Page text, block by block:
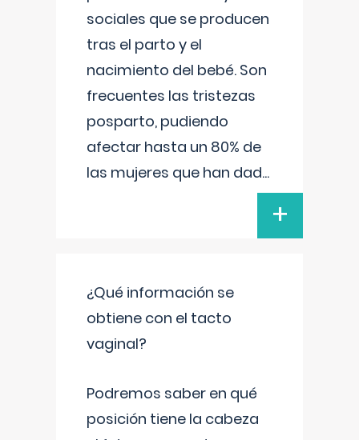
sociales que se producen
tras el parto y el
nacimiento del bebé. Son
frecuentes las tristezas
posparto, pudiendo
afectar hasta un 80% de
las mujeres que han dad...
+
¿Qué información se
obtiene con el tacto
vaginal?
Podremos saber en qué
posición tiene la cabeza